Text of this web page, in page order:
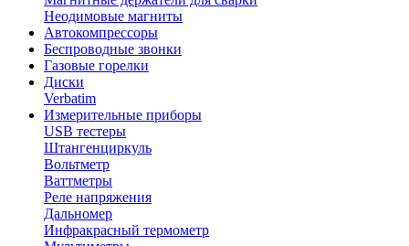
Неодимовые магниты
Автокомпрессоры
Беспроводные звонки
Газовые горелки
Диски
Verbatim
Измерительные приборы
USB тестеры
Штангенциркуль
Вольтметр
Ваттметры
Реле напряжения
Дальномер
Инфракрасный термометр